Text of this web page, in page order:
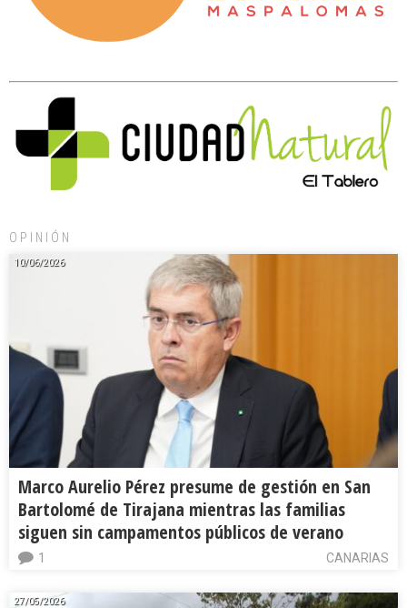
OPINIÓN
10/06/2026
Marco Aurelio Pérez presume de gestión en San
Bartolomé de Tirajana mientras las familias
siguen sin campamentos públicos de verano
CANARIAS
1
27/05/2026